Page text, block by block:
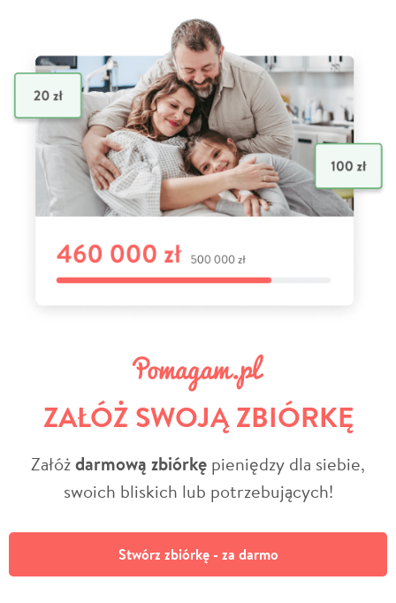
ZAŁÓŻ SWOJĄ ZBIÓRKĘ
Załóżdarmową zbiórkę pieniędzy dla siebie,
swoich bliskich lub potrzebujących!
Stwórz zbiórkę - za darmo